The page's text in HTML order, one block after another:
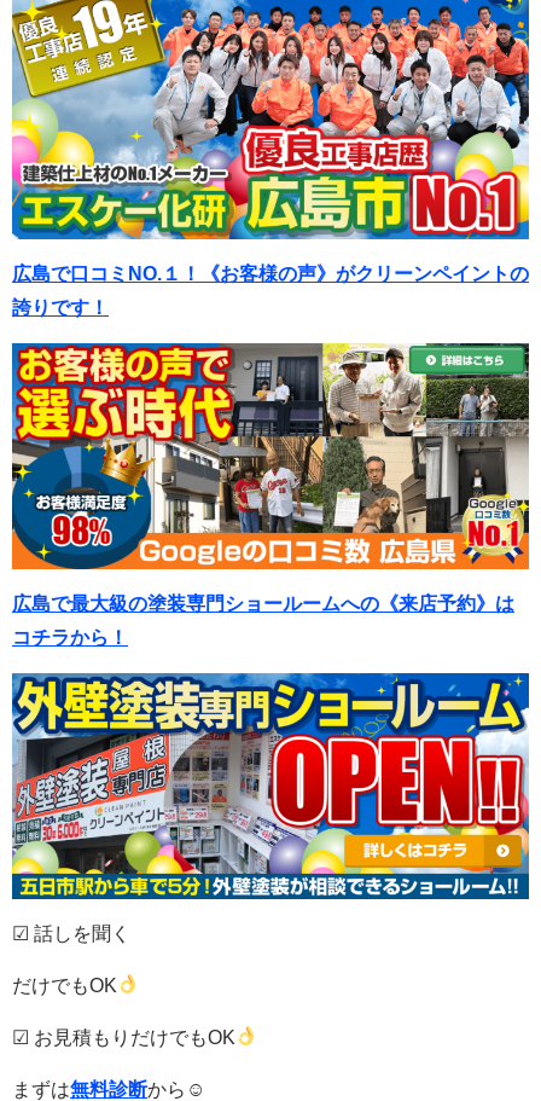
広島で口コミNO.１！《お客様の声》がクリーンペイントの
誇りです！
広島で最大級の塗装専門ショールームへの《来店予約》は
コチラから！
☑ 話しを聞く
だけでもOK
☑ お見積もりだけでもOK
まずは無料診断から☺